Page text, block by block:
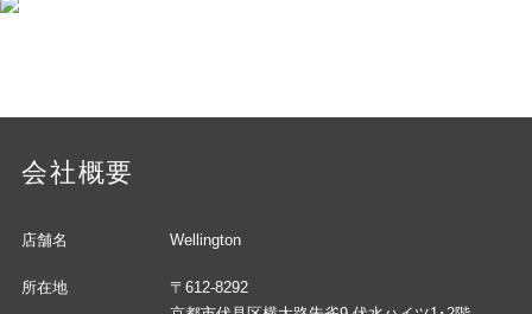
会社概要
店舗名 Wellington
所在地
〒612-8292